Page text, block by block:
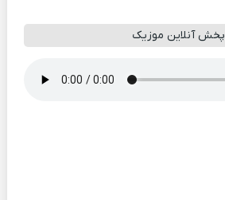
پخش آنلاین موزیک